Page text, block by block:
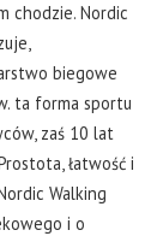
chodzie. Nordic
biegowe
ta forma sportu
zaś 10 lat
łatwość i
Walking
i o